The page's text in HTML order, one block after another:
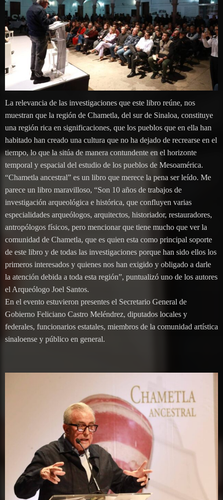
La relevancia de las investigaciones que este libro reúne, nos
muestran que la región de Chametla, del sur de Sinaloa, constituye
una región rica en significaciones, que los pueblos que en ella han
habitado han creado una cultura que no ha dejado de recrearse en el
tiempo, lo que la sitúa de manera contundente en el horizonte
temporal y espacial del estudio de los pueblos de Mesoamérica.
“Chametla ancestral” es un libro que merece la pena ser leído. Me
parece un libro maravilloso, “Son 10 años de trabajos de
investigación arqueológica e histórica, que confluyen varias
especialidades arqueólogos, arquitectos, historiador, restauradores,
antropólogos físicos, pero mencionar que tiene mucho que ver la
comunidad de Chametla, que es quien esta como principal soporte
de este libro y de todas las investigaciones porque han sido ellos los
primeros interesados y quienes nos han exigido y obligado a darle
la atención debida a toda esta región”, puntualizó uno de los autores
el Arqueólogo Joel Santos.
En el evento estuvieron presentes el Secretario General de
Gobierno Feliciano Castro Meléndrez, diputados locales y
federales, funcionarios estatales, miembros de la comunidad artística
sinaloense y público en general.